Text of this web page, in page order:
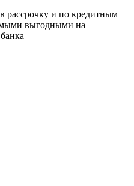
рассрочку и по кредитным
выгодными на